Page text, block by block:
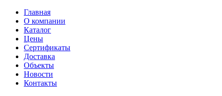
Главная
О компании
Каталог
Цены
Сертификаты
Доставка
Объекты
Новости
Контакты